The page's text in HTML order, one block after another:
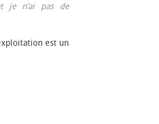
je n’ai pas de
est un